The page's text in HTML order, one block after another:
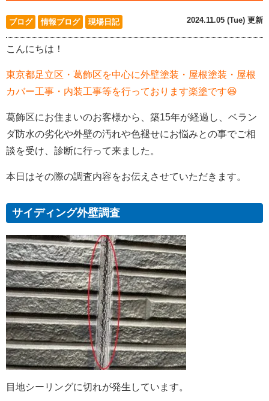
ブログ 情報ブログ 現場日記 2024.11.05 (Tue) 更新
こんにちは！
東京都足立区・葛飾区を中心に外壁塗装・屋根塗装・屋根
カバー工事・内装工事等を行っております楽塗です😆
葛飾区にお住まいのお客様から、築15年が経過し、ベラン
ダ防水の劣化や外壁の汚れや色褪せにお悩みとの事でご相
談を受け、診断に行って来ました。
本日はその際の調査内容をお伝えさせていただきます。
サイディング外壁調査
目地シーリングに切れが発生しています。